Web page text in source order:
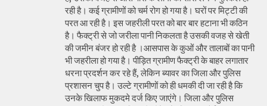
रही है। कई ग्रामीणों को चर्म रोग हो गया है। घरों पर मिट्टी की
परत आ रही है। इस जहरीली परत को बार बार हटाना भी कठिन
है। फैक्ट्री से जो जरीला पानी निकलता है उसकी वजह से खेती
की जमीन बंजर हो रही है ।आसपास के कुओं और तालाबों का पानी
भी जहरीला हो गया है। पीड़ित ग्रामीण फैक्ट्री के बाहर लगातार
धरना प्रदर्शन कर रहे हैं, लेकिन ब्यावर का जिला और पुलिस
प्रशासन चुप है। उल्टे ग्रामीणों को ही धमकी दी जा रही है कि
उनके खिलाफ मुकदमे दर्ज किए जाएंगे। जिला और पुलिस